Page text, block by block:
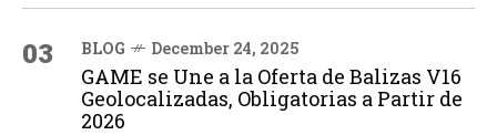
03 BLOG December 24, 2025
GAME se Une a la Oferta de Balizas V16
Geolocalizadas, Obligatorias a Partir de
2026